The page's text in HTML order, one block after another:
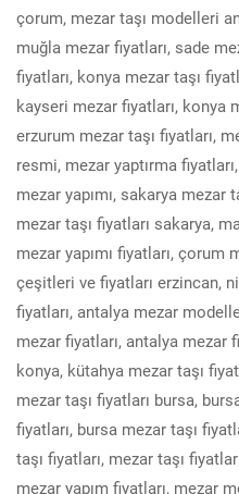
çorum, mezar taşı modelleri
muğla mezar fiyatları, sade
fiyatları, konya mezar taşı
kayseri mezar fiyatları, konya
erzurum mezar taşı fiyatları,
resmi, mezar yaptırma
mezar yapımı, sakarya mezar
mezar taşı fiyatları sakarya,
mezar yapımı fiyatları, çorum
çeşitleri ve fiyatları erzincan,
fiyatları, antalya mezar
mezar fiyatları, antalya mezar
konya, kütahya mezar taşı
mezar taşı fiyatları bursa,
fiyatları, bursa mezar taşı
taşı fiyatları, mezar taşı
mezar yapım fiyatları, mezar